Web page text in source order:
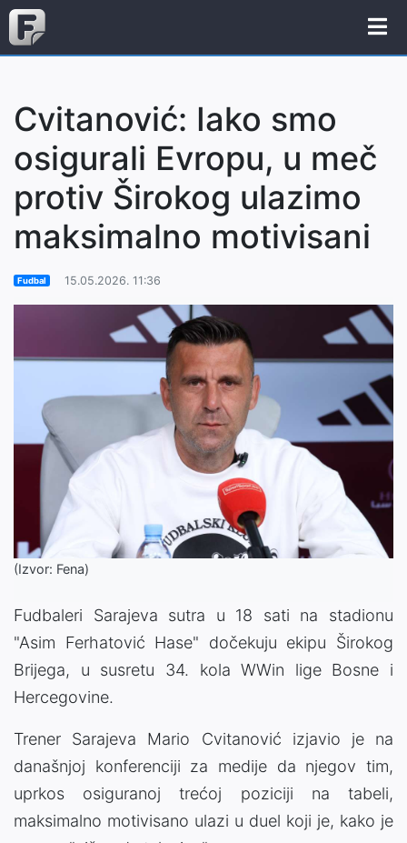
Cvitanović: Iako smo
osigurali Evropu, u meč
protiv Širokog ulazimo
maksimalno motivisani
Fudbal 15.05.2026. 11:36
(Izvor: Fena)
Fudbaleri Sarajeva sutra u 18 sati na stadionu
"Asim Ferhatović Hase" dočekuju ekipu Širokog
Brijega, u susretu 34. kola WWin lige Bosne i
Hercegovine.
Trener Sarajeva Mario Cvitanović izjavio je na
današnjoj konferenciji za medije da njegov tim,
uprkos osiguranoj trećoj poziciji na tabeli,
maksimalno motivisano ulazi u duel koji je, kako je